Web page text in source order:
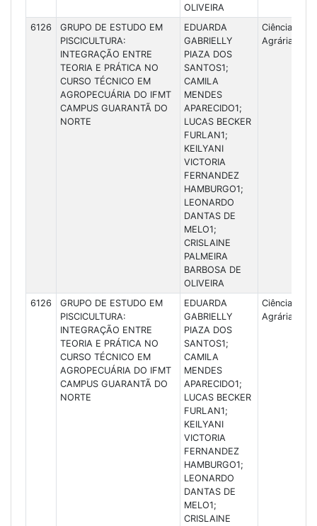
OLIVEIRA
6126
GRUPO DE ESTUDO EM
PISCICULTURA:
INTEGRAÇÃO ENTRE
TEORIA E PRÁTICA NO
CURSO TÉCNICO EM
AGROPECUÁRIA DO IFMT
CAMPUS GUARANTÃ DO
NORTE
EDUARDA
GABRIELLY
PIAZA DOS
SANTOS1;
CAMILA
MENDES
APARECIDO1;
LUCAS BECKER
FURLAN1;
KEILYANI
VICTORIA
FERNANDEZ
HAMBURGO1;
LEONARDO
DANTAS DE
MELO1;
CRISLAINE
PALMEIRA
BARBOSA DE
OLIVEIRA
Ciências
Agrárias
6126
GRUPO DE ESTUDO EM
PISCICULTURA:
INTEGRAÇÃO ENTRE
TEORIA E PRÁTICA NO
CURSO TÉCNICO EM
AGROPECUÁRIA DO IFMT
CAMPUS GUARANTÃ DO
NORTE
EDUARDA
GABRIELLY
PIAZA DOS
SANTOS1;
CAMILA
MENDES
APARECIDO1;
LUCAS BECKER
FURLAN1;
KEILYANI
VICTORIA
FERNANDEZ
HAMBURGO1;
LEONARDO
DANTAS DE
MELO1;
CRISLAINE
Ciências
Agrárias